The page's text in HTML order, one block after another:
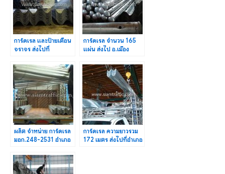
การ์ดเรล และป้ายเตือน
จราจร ส่งไปที่
จ.อำนาจเจริญ
การ์ดเรล จำนวน 165
แผ่น ส่งไป อ.เมือง
จ.อำนาจเจริญ
ผลิต จำหน่าย การ์ดเรล
มอก.248-2531 อำเภอ
กระบี่
การ์ดเรล ความยาวรวม
172 เมตร ส่งไปที่อำเภอ